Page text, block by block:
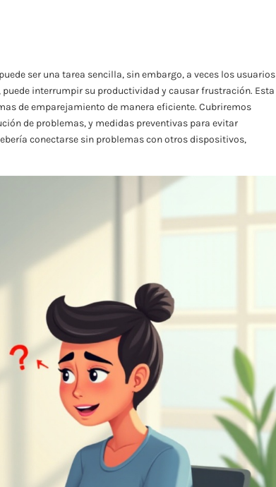
ser una tarea sencilla, sin embargo, a veces los usuarios
interrumpir su productividad y causar frustración. Esta
de emparejamiento de manera eficiente. Cubriremos
de problemas, y medidas preventivas para evitar
conectarse sin problemas con otros dispositivos,